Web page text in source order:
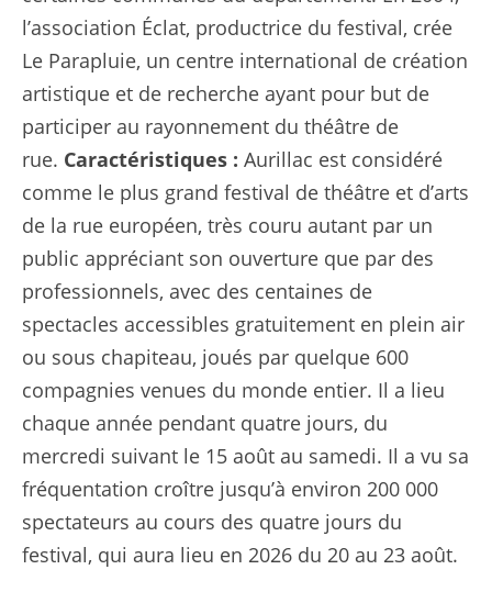
l’association Éclat, productrice du festival, crée
Le Parapluie, un centre international de création
artistique et de recherche ayant pour but de
participer au rayonnement du théâtre de
rue. Caractéristiques : Aurillac est considéré
comme le plus grand festival de théâtre et d’arts
de la rue européen, très couru autant par un
public appréciant son ouverture que par des
professionnels, avec des centaines de
spectacles accessibles gratuitement en plein air
ou sous chapiteau, joués par quelque 600
compagnies venues du monde entier. Il a lieu
chaque année pendant quatre jours, du
mercredi suivant le 15 août au samedi. Il a vu sa
fréquentation croître jusqu’à environ 200 000
spectateurs au cours des quatre jours du
festival, qui aura lieu en 2026 du 20 au 23 août.